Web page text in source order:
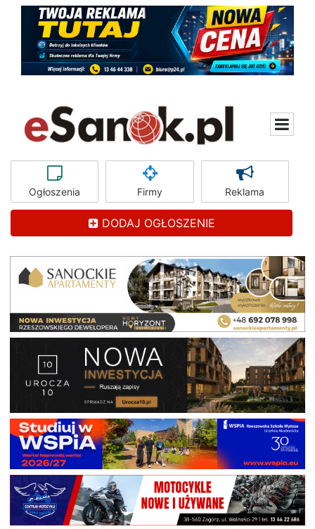
Ogłoszenia Firmy Reklama
DODAJ OGŁOSZENIE